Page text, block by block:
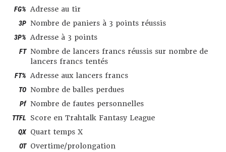
FG% Adresse au tir
3P Nombre de paniers à 3 points réussis
3P% Adresse à 3 points
FT Nombre de lancers francs réussis sur nombre de
lancers francs tentés
FT% Adresse aux lancers francs
TO Nombre de balles perdues
Pf Nombre de fautes personnelles
TTFL Score en Trahtalk Fantasy League
QX Quart temps X
OT Overtime/prolongation